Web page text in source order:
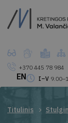
+370 445 78 984
I–V
EN
Titulinis